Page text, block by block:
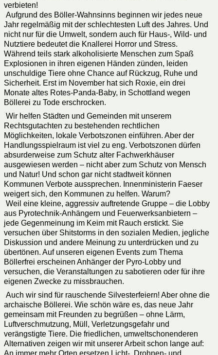
verbieten!
Aufgrund des Böller-Wahnsinns beginnen wir jedes neue
Jahr regelmäßig mit der schlechtesten Luft des Jahres. Und
nicht nur für die Umwelt, sondern auch für Haus-, Wild- und
Nutztiere bedeutet die Knallerei Horror und Stress.
Während teils stark alkoholisierte Menschen zum Spaß
Explosionen in ihren eigenen Händen zünden, leiden
unschuldige Tiere ohne Chance auf Rückzug, Ruhe und
Sicherheit. Erst im November hat sich Roxie, ein drei
Monate altes Rotes-Panda-Baby, in Schottland wegen
Böllerei zu Tode erschrocken.
Wir helfen Städten und Gemeinden mit unserem
Rechtsgutachten zu bestehenden rechtlichen
Möglichkeiten, lokale Verbotszonen einführen. Aber der
Handlungsspielraum ist viel zu eng. Verbotszonen dürfen
absurderweise zum Schutz alter Fachwerkhäuser
ausgewiesen werden – nicht aber zum Schutz von Mensch
und Natur! Und schon gar nicht stadtweit können
Kommunen Verbote aussprechen. Innenministerin Faeser
weigert sich, den Kommunen zu helfen. Warum?
Weil eine kleine, aggressiv auftretende Gruppe – die Lobby
aus Pyrotechnik-Anhängern und Feuerwerksanbietern –
jede Gegenmeinung im Keim mit Rauch erstickt. Sie
versuchen über Shitstorms in den sozialen Medien, jegliche
Diskussion und andere Meinung zu unterdrücken und zu
übertönen. Auf unseren eigenen Events zum Thema
Böllerfrei erscheinen Anhänger der Pyro-Lobby und
versuchen, die Veranstaltungen zu sabotieren oder für ihre
eigenen Zwecke zu missbrauchen.
Auch wir sind für rauschende Silvesterfeiern! Aber ohne die
archaische Böllerei. Wie schön wäre es, das neue Jahr
gemeinsam mit Freunden zu begrüßen – ohne Lärm,
Luftverschmutzung, Müll, Verletzungsgefahr und
verängstigte Tiere. Die friedlichen, umweltschonenderen
Alternativen zeigen wir mit unserer Arbeit schon lange auf:
An immer mehr Orten ersetzen Licht-, Drohnen- und